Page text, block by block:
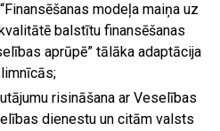
modeļa maiņa uz
balstītu finansēšanas
aprūpē” tālāka adaptācija
risināšana ar Veselības
dienestu un citām valsts